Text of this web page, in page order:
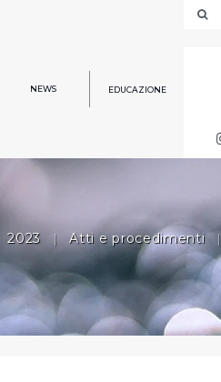
NEWS EDUCAZIONE
2023 | Atti e procedimenti |